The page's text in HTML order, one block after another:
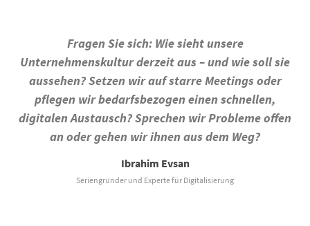
Fragen Sie sich: Wie sieht unsere
Unternehmenskultur derzeit aus – und wie soll sie
aussehen? Setzen wir auf starre Meetings oder
pflegen wir bedarfsbezogen einen schnellen,
digitalen Austausch? Sprechen wir Probleme offen
an oder gehen wir ihnen aus dem Weg?
Ibrahim Evsan
Seriengründer und Experte für Digitalisierung